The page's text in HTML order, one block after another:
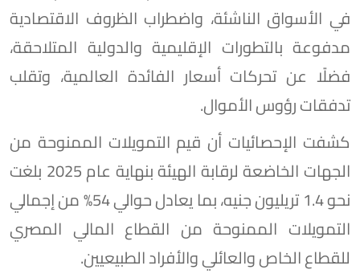
في الأسواق الناشئة، واضطراب الظروف الاقتصادية
مدفوعة بالتطورات الإقليمية والدولية المتلاحقة،
فضلًا عن تحركات أسعار الفائدة العالمية، وتقلب
تدفقات رؤوس الأموال.
كشفت الإحصائيات أن قيم التمويلات الممنوحة من
الجهات الخاضعة لرقابة الهيئة بنهاية عام 2025 بلغت
نحو 1.4 تريليون جنيه، بما يعادل حوالي 54% من إجمالي
التمويلات الممنوحة من القطاع المالي المصري
للقطاع الخاص والعائلي والأفراد الطبيعيين.